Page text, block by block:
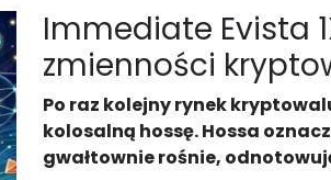
Immediate Evista
zmienności
Po raz kolejny rynek
kolosalną hossę. Hossa
gwałtownie rośnie,